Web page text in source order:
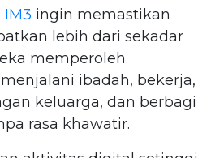
IM3 ingin memastikan
lebih dari sekadar
memperoleh
ibadah, bekerja,
keluarga, dan berbagi
rasa khawatir.